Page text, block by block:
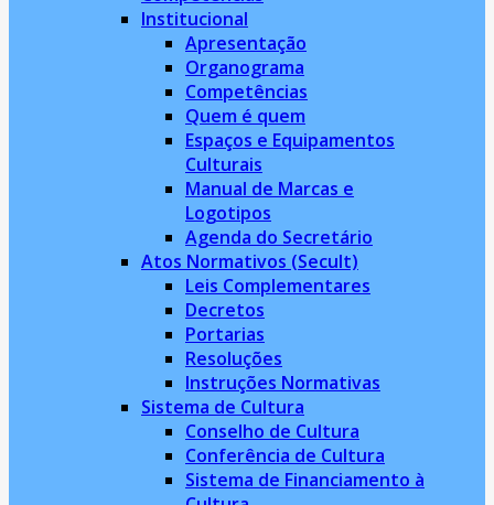
Institucional
Apresentação
Organograma
Competências
Quem é quem
Espaços e Equipamentos
Culturais
Manual de Marcas e
Logotipos
Agenda do Secretário
Atos Normativos (Secult)
Leis Complementares
Decretos
Portarias
Resoluções
Instruções Normativas
Sistema de Cultura
Conselho de Cultura
Conferência de Cultura
Sistema de Financiamento à